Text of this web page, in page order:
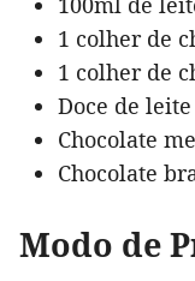
1 colher de
1 colher de
Doce de
Chocolate
Chocolate
Modo de